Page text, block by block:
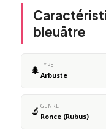
bleuâtre
🌲 TYPE
Arbuste
🔬 GENRE
Ronce (Rubus)